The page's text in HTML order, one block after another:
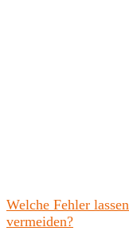
Welche Fehler
vermeiden?